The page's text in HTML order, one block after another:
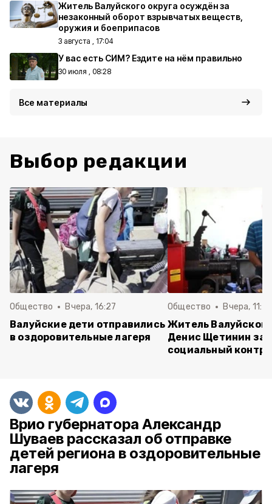
Житель Валуйского округа осуждён за
незаконный оборот взрывчатых веществ,
оружия и боеприпасов
3 августа , 17:04
У вас есть СИМ? Ездите на нём правильно
30 июля , 08:28
Все материалы
Выбор редакции
Общество Вчера, 16:27
Валуйские дети отправились
в оздоровительные лагеря
Общество Вчера,
Житель
Денис Щетинин
социальный
Врио губернатора Александр
Шуваев рассказал об отправке
детей региона в оздоровительные
лагеря